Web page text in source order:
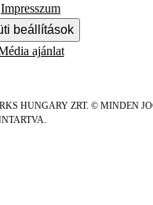
Impresszum
beállítások
ajánlat
HUNGARY ZRT. © MINDEN